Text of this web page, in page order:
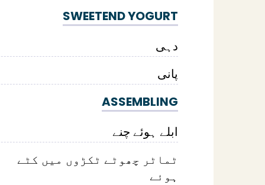
SWEETEND YOGURT
دہی
پانی
ASSEMBLING
ابلے ہوئے چنے
ٹماٹر چھوٹے ٹکڑوں میں کٹے
ہوئے